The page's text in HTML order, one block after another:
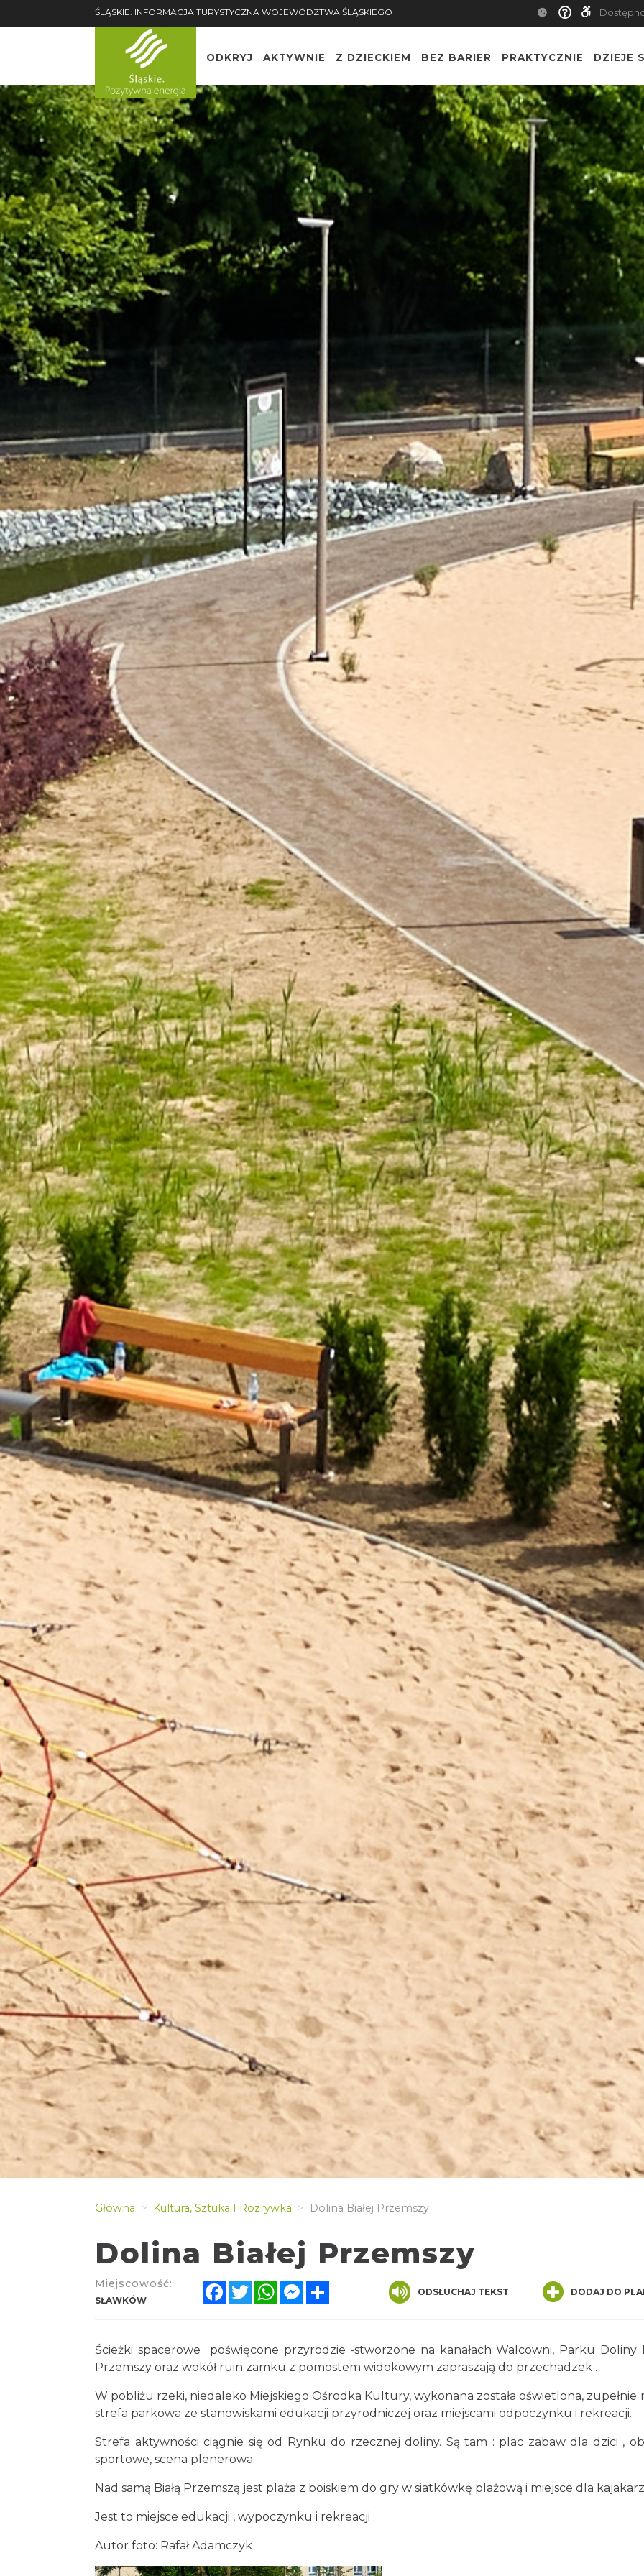
ŚLĄSKIE. INFORMACJA TURYSTYCZNA WOJEWÓDZTWA ŚLĄSKIEGO
ODKRYJ AKTYWNIE Z DZIECKIEM BEZ BARIER PRAKTYCZNIE DZIEJE
Główna Kultura, Sztuka I Rozrywka Dolina Białej Przemszy
Dolina Białej Przemszy
Miejscowość:
SŁAWKÓW
FacebookTwitterWhatsAppMessenger ODSŁUCHAJ TEKST DODAJ DO
Ścieżki spacerowe poświęcone przyrodzie -stworzone na kanałach Walcowni, Parku Doliny
Przemszy oraz wokół ruin zamku z pomostem widokowym zapraszają do przechadzek .
W pobliżu rzeki, niedaleko Miejskiego Ośrodka Kultury, wykonana została oświetlona, zupełnie
strefa parkowa ze stanowiskami edukacji przyrodniczej oraz miejscami odpoczynku i rekreacji.
Strefa aktywności ciągnie się od Rynku do rzecznej doliny. Są tam : plac zabaw dla dzici ,
sportowe, scena plenerowa.
Nad samą Białą Przemszą jest plaża z boiskiem do gry w siatkówkę plażową i miejsce dla
Jest to miejsce edukacji , wypoczynku i rekreacji .
Autor foto: Rafał Adamczyk